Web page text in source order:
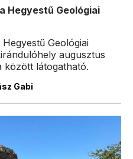
Hegyestű Geológiai
Geológiai
augusztus
között látogatható.
Gabi